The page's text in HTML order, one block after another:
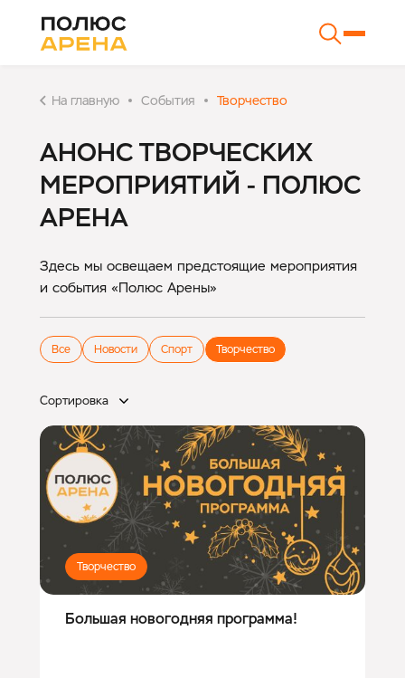
На главную События Творчество
АНОНС ТВОРЧЕСКИХ
МЕРОПРИЯТИЙ - ПОЛЮС
АРЕНА
Здесь мы освещаем предстоящие мероприятия
и события «Полюс Арены»
Все Новости Спорт Творчество
Сортировка
Творчество
Большая новогодняя программа!